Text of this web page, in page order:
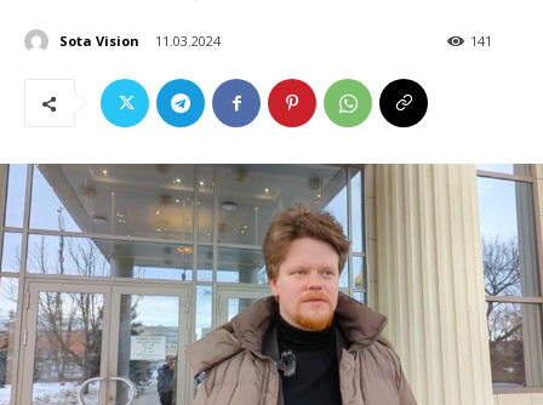
Sota Vision 11.03.2024 141